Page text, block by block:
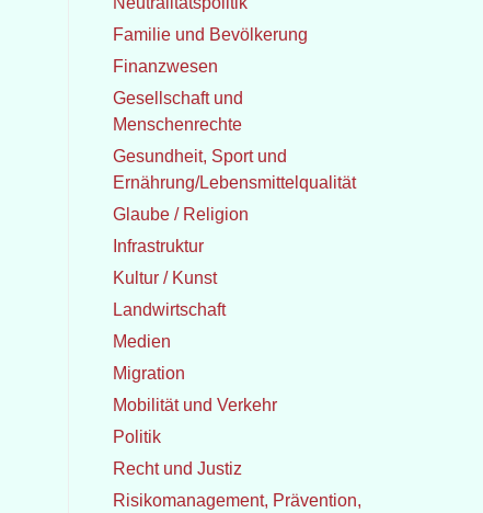
Familie und Bevölkerung
Finanzwesen
Gesellschaft und
Menschenrechte
Gesundheit, Sport und
Ernährung/Lebensmittelqualität
Glaube / Religion
Infrastruktur
Kultur / Kunst
Landwirtschaft
Medien
Migration
Mobilität und Verkehr
Politik
Recht und Justiz
Risikomanagement, Prävention,